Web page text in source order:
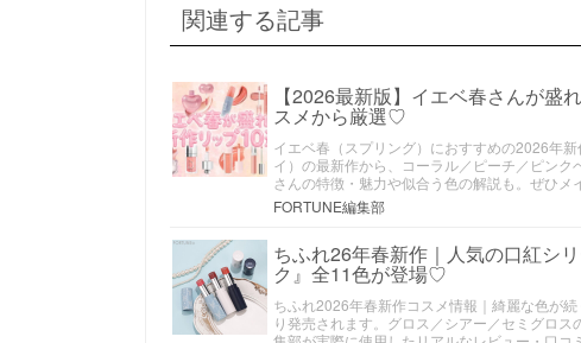
関連する記事
【2026最新版】イエベ春さんが盛
スメから厳選♡
イエベ春（スプリング）におすすめの2026年
イ）の最新作から、コーラル／ピーチ／ピン
さんの特徴・魅力や似合う色の解説も。ぜひ
FORTUNE編集部
ちふれ26年春新作｜人気の口紅シ
ク』全11色が登場♡
ちふれ2026年春新作コスメ情報｜綺麗な色が
り発売されます。グロス／シアー／セミグロ